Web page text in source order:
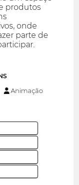
produtos
onde
parte de
Animação